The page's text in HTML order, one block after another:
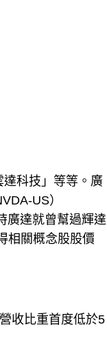
科技」等等。廣
US）
廣達就曾幫過輝達
相關概念股股價
收比重首度低於5